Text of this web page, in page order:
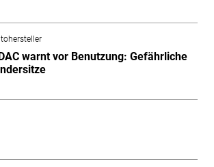
warnt vor Benutzung: Gefährliche